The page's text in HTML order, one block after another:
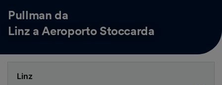
Pullman da
Linz a Aeroporto Stoccarda